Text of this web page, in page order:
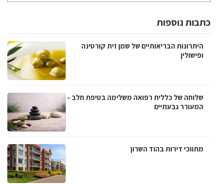
כתבות נוספות
היתרונות הבריאותיים של שמן זית קורטינה
ופישולין
שלוחה של כללית רפואה משלימה בטיפת חלב -
המעורר גבעתיים
מתווכי דירות בהוד השרון